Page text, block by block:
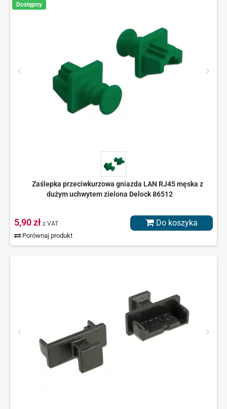
Dostępny
Zaślepka przeciwkurzowa gniazda LAN RJ45 męska z
dużym uchwytem zielona Delock 86512
5,90 zł z VAT
Porównaj produkt
Do koszyka